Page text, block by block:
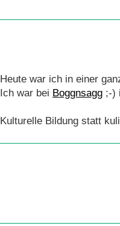
Heute war ich in einer
Ich war bei Boggnsagg ;-)
Kulturelle Bildung statt